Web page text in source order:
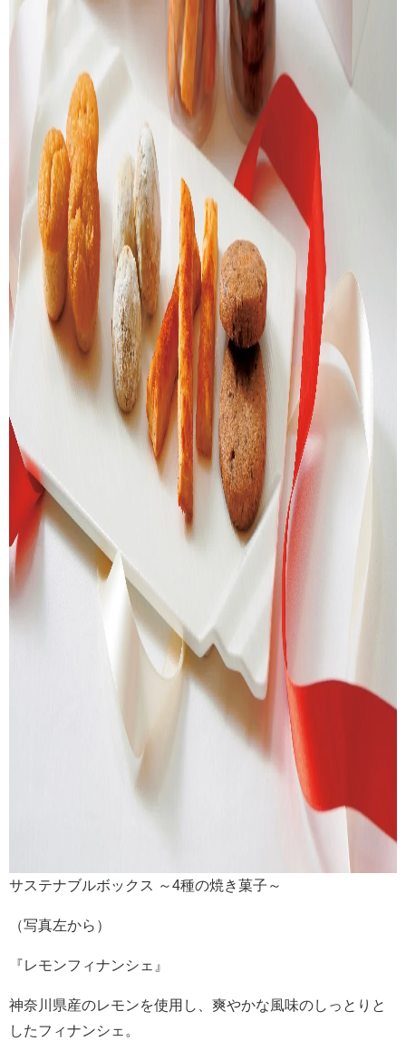
サステナブルボックス ～4種の焼き菓子～
（写真左から）
『レモンフィナンシェ』
神奈川県産のレモンを使用し、爽やかな風味のしっとりと
したフィナンシェ。